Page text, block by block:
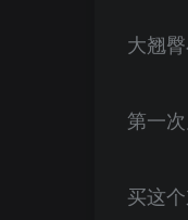
大翘
第一
买这